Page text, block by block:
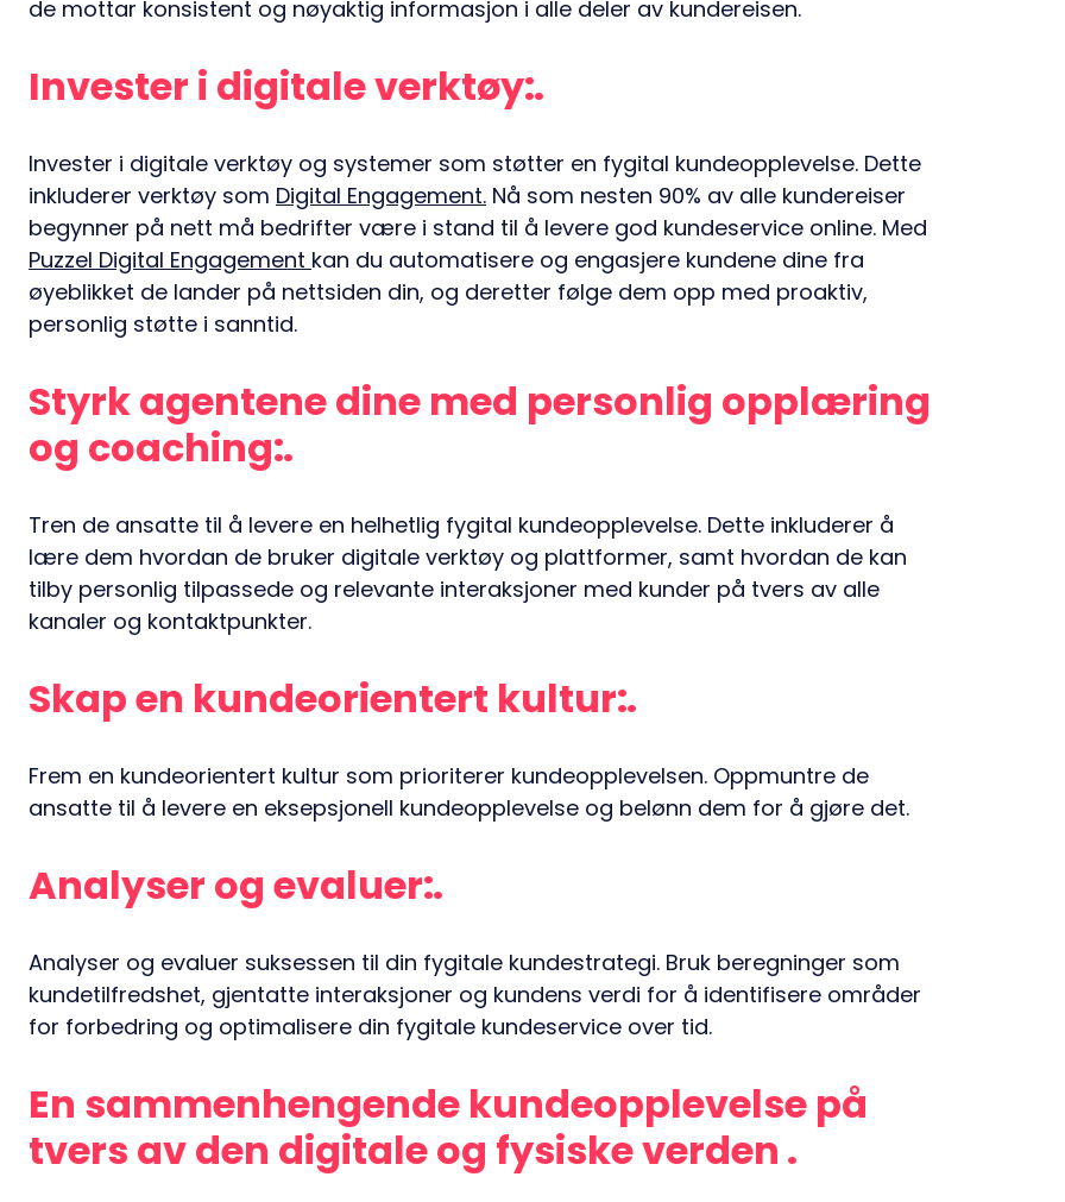
de mottar konsistent og nøyaktig informasjon i alle deler av kundereisen.
Invester i digitale verktøy:
Invester i digitale verktøy og systemer som støtter en fygital kundeopplevelse. Dette
inkluderer verktøy som Digital Engagement. Nå som nesten 90% av alle kundereiser
begynner på nett må bedrifter være i stand til å levere god kundeservice online. Med
Puzzel Digital Engagement kan du automatisere og engasjere kundene dine fra
øyeblikket de lander på nettsiden din, og deretter følge dem opp med proaktiv,
personlig støtte i sanntid.
Styrk agentene dine med personlig opplæring
og coaching:
Tren de ansatte til å levere en helhetlig fygital kundeopplevelse. Dette inkluderer å
lære dem hvordan de bruker digitale verktøy og plattformer, samt hvordan de kan
tilby personlig tilpassede og relevante interaksjoner med kunder på tvers av alle
kanaler og kontaktpunkter.
Skap en kundeorientert kultur:
Frem en kundeorientert kultur som prioriterer kundeopplevelsen. Oppmuntre de
ansatte til å levere en eksepsjonell kundeopplevelse og belønn dem for å gjøre det.
Analyser og evaluer:
Analyser og evaluer suksessen til din fygitale kundestrategi. Bruk beregninger som
kundetilfredshet, gjentatte interaksjoner og kundens verdi for å identifisere områder
for forbedring og optimalisere din fygitale kundeservice over tid.
En sammenhengende kundeopplevelse på
tvers av den digitale og fysiske verden